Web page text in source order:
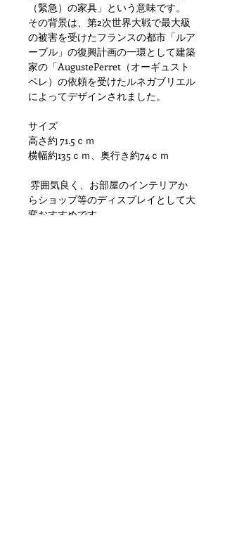
（緊急）の家具」という意味です。
その背景は、第2次世界大戦で最大級
の被害を受けたフランスの都市「ルア
ーブル」の復興計画の一環として建築
家の「AugustePerret（オーギュスト
ペレ）の依頼を受けたルネガブリエル
によってデザインされました。
サイズ
高さ約 71.5ｃｍ
横幅約135ｃｍ、奥行き約74ｃｍ
雰囲気良く、お部屋のインテリアか
らショップ等のディスプレイとして大
変おすすめです。